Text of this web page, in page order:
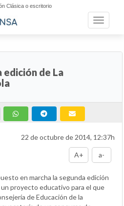
Clásica o escritorio
Toggle
edición de La
22 de octubre de 2014, 12:37h
A+ a-
en marcha la segunda edición
un proyecto educativo para el que
de Educación de la